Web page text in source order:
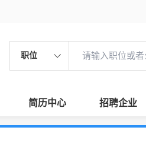
职位
简历中心 招聘企业